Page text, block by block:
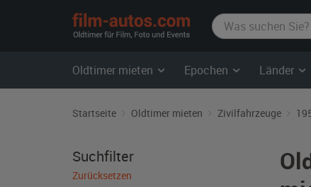
film-
autos.com
Oldtimer mieten Epochen Länder
Startseite Oldtimer mieten Zivilfahrzeuge
Suchfilter
Zurücksetzen